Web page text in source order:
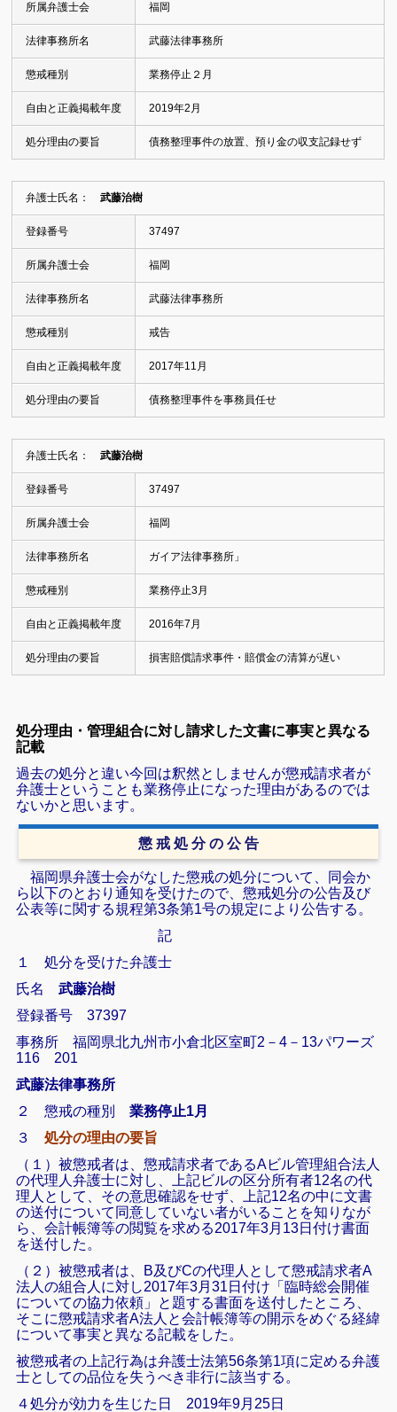
所属弁護士会 福岡
法律事務所名 武藤法律事務所
懲戒種別 業務停止２月
自由と正義掲載年度 2019年2月
処分理由の要旨 債務整理事件の放置、預り金の収支記録せず
弁護士氏名： 武藤治樹
登録番号 37497
所属弁護士会 福岡
法律事務所名 武藤法律事務所
懲戒種別 戒告
自由と正義掲載年度 2017年11月
処分理由の要旨 債務整理事件を事務員任せ
弁護士氏名： 武藤治樹
登録番号 37497
所属弁護士会 福岡
法律事務所名 ガイア法律事務所」
懲戒種別 業務停止3月
自由と正義掲載年度 2016年7月
処分理由の要旨 損害賠償請求事件・賠償金の清算が遅い
処分理由・管理組合に対し請求した文書に事実と異なる
記載
過去の処分と違い今回は釈然としませんが懲戒請求者が
弁護士ということも業務停止になった理由があるのでは
ないかと思います。
懲 戒 処 分 の 公 告
福岡県弁護士会がなした懲戒の処分について、同会か
ら以下のとおり通知を受けたので、懲戒処分の公告及び
公表等に関する規程第3条第1号の規定により公告する。
記
１ 処分を受けた弁護士
氏名
武藤治樹
登録番号 37397
事務所 福岡県北九州市小倉北区室町2－4－13パワーズ
116 201
武藤法律事務所
２ 懲戒の種別業務停止1月
３
処分の理由の要旨
（１）被懲戒者は、懲戒請求者であるAビル管理組合法人
の代理人弁護士に対し、上記ビルの区分所有者12名の代
理人として、その意思確認をせず、上記12名の中に文書
の送付について同意していない者がいることを知りなが
ら、会計帳簿等の閲覧を求める2017年3月13日付け書面
を送付した。
（２）被懲戒者は、B及びCの代理人として懲戒請求者A
法人の組合人に対し2017年3月31日付け「臨時総会開催
についての協力依頼」と題する書面を送付したところ、
そこに懲戒請求者A法人と会計帳簿等の開示をめぐる経緯
について事実と異なる記載をした。
被懲戒者の上記行為は弁護士法第56条第1項に定める弁護
士としての品位を失うべき非行に該当する。
４処分が効力を生じた日 2019年9月25日